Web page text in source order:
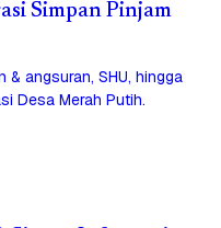
Simpan Pinjam
& angsuran, SHU, hingga
Desa Merah Putih.